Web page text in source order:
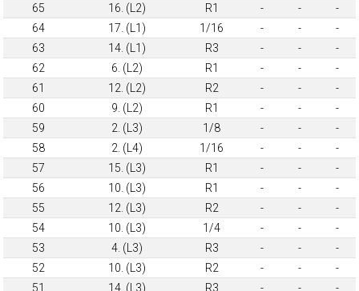
65
16. (L2) R1 - -
-
64
17. (L1) 1/16 - -
-
63
14. (L1) R3 - -
-
62
6. (L2) R1 - -
-
61
12. (L2) R2 - -
-
60
9. (L2) R1 - -
-
59
2. (L3) 1/8 - -
-
58
2. (L4) 1/16 - -
-
57
15. (L3) R1 - -
-
56
10. (L3) R1 - -
-
55
12. (L3) R2 - -
-
54
10. (L3) 1/4 - -
-
53
4. (L3) R3 - -
-
52
10. (L3) R2 - -
-
51
14. (L3) R3 - -
-